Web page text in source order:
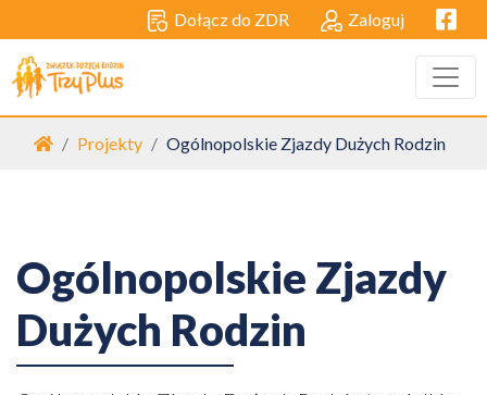
Dołącz do ZDR Zaloguj
Strona główna
Projekty Ogólnopolskie Zjazdy Dużych Rodzin
Ogólnopolskie Zjazdy
Dużych Rodzin